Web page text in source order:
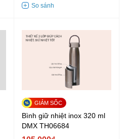
Bình giữ nhiệt inox 320 ml
DMX TH06684